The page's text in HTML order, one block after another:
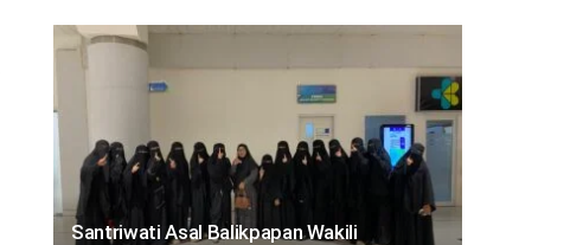
Santriwati Asal Balikpapan Wakili